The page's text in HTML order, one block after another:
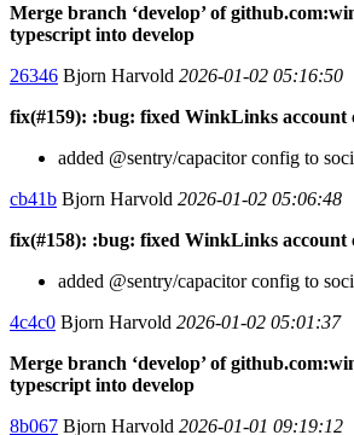
Merge branch ‘develop’ of
typescript into develop
26346 Bjorn Harvold 2026-01-02 05:16:50
fix(#159): :bug: fixed WinkLinks account
added @sentry/capacitor config to
cb41b Bjorn Harvold 2026-01-02 05:06:48
fix(#158): :bug: fixed WinkLinks account
added @sentry/capacitor config to
4c4c0 Bjorn Harvold 2026-01-02 05:01:37
Merge branch ‘develop’ of
typescript into develop
8b067 Bjorn Harvold 2026-01-01 09:19:12